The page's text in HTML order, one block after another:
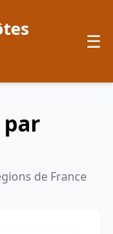
☰
de France